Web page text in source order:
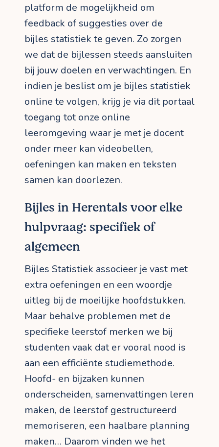
platform de mogelijkheid om
feedback of suggesties over de
bijles statistiek te geven. Zo zorgen
we dat de bijlessen steeds aansluiten
bij jouw doelen en verwachtingen. En
indien je beslist om je bijles statistiek
online te volgen, krijg je via dit portaal
toegang tot onze online
leeromgeving waar je met je docent
onder meer kan videobellen,
oefeningen kan maken en teksten
samen kan doorlezen.
Bijles in Herentals voor elke
hulpvraag: specifiek of
algemeen
Bijles Statistiek associeer je vast met
extra oefeningen en een woordje
uitleg bij de moeilijke hoofdstukken.
Maar behalve problemen met de
specifieke leerstof merken we bij
studenten vaak dat er vooral nood is
aan een efficiënte studiemethode.
Hoofd- en bijzaken kunnen
onderscheiden, samenvattingen leren
maken, de leerstof gestructureerd
memoriseren, een haalbare planning
maken… Daarom vinden we het